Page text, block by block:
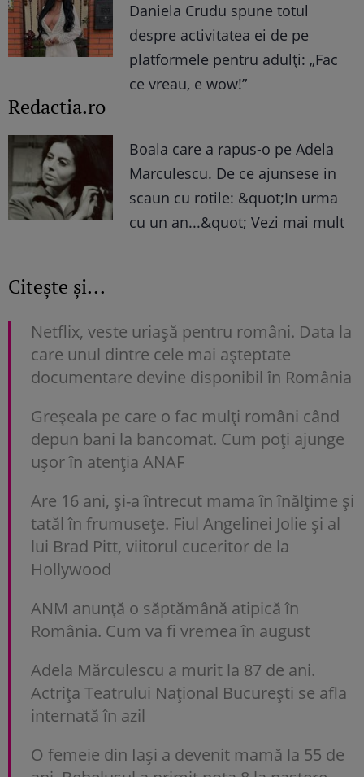
Daniela Crudu spune totul
despre activitatea ei de pe
platformele pentru adulți: „Fac
ce vreau, e wow!”
Redactia.ro
Boala care a rapus-o pe Adela
Marculescu. De ce ajunsese in
scaun cu rotile: &quot;In urma
cu un an...&quot; Vezi mai mult
Citește și...
Netflix, veste uriașă pentru români. Data la
care unul dintre cele mai așteptate
documentare devine disponibil în România
Greșeala pe care o fac mulți români când
depun bani la bancomat. Cum poți ajunge
uşor în atenția ANAF
Are 16 ani, și-a întrecut mama în înălțime și
tatăl în frumusețe. Fiul Angelinei Jolie și al
lui Brad Pitt, viitorul cuceritor de la
Hollywood
ANM anunță o săptămână atipică în
România. Cum va fi vremea în august
Adela Mărculescu a murit la 87 de ani.
Actrița Teatrului Național București se afla
internată în azil
O femeie din Iași a devenit mamă la 55 de